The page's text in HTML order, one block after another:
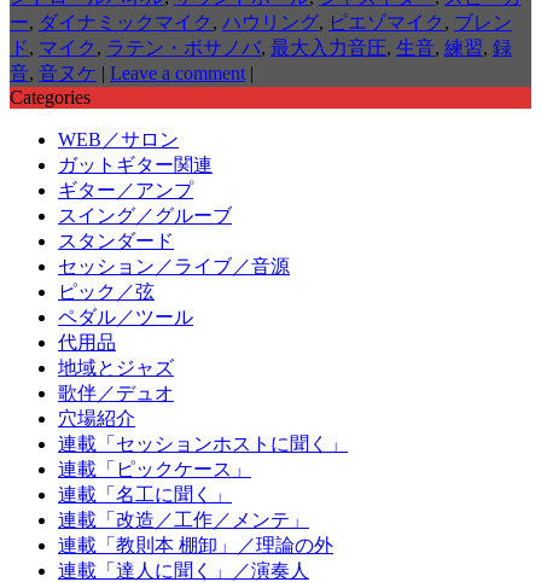
ー, ダイナミックマイク , ハウリング, ピエゾマイク , ブレン
ド, マイク , ラテン・ボサノバ, 最大入力音圧, 生音, 練習, 録
音, 音ヌケ | Leave a comment |
Categories
WEB／サロン
ガットギター関連
ギター／アンプ
スイング／グルーブ
スタンダード
セッション／ライブ／音源
ピック／弦
ペダル／ツール
代用品
地域とジャズ
歌伴／デュオ
穴場紹介
連載「セッションホストに聞く」
連載「ピックケース」
連載「名工に聞く」
連載「改造／工作／メンテ」
連載「教則本 棚卸」／理論の外
連載「達人に聞く」／演奏人